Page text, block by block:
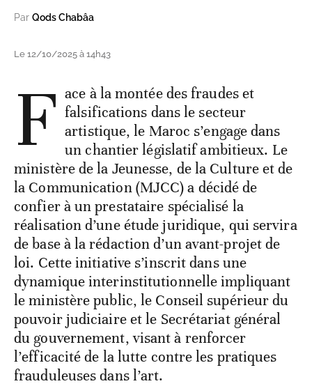
Par Qods Chabâa
Le 12/10/2025 à 14h43
F ace à la montée des fraudes et
falsifications dans le secteur
artistique, le Maroc s’engage dans
un chantier législatif ambitieux. Le
ministère de la Jeunesse, de la Culture et de
la Communication (MJCC) a décidé de
confier à un prestataire spécialisé la
réalisation d’une étude juridique, qui servira
de base à la rédaction d’un avant-projet de
loi. Cette initiative s’inscrit dans une
dynamique interinstitutionnelle impliquant
le ministère public, le Conseil supérieur du
pouvoir judiciaire et le Secrétariat général
du gouvernement, visant à renforcer
l’efficacité de la lutte contre les pratiques
frauduleuses dans l’art.